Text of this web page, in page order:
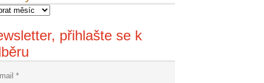
přihlašte se k